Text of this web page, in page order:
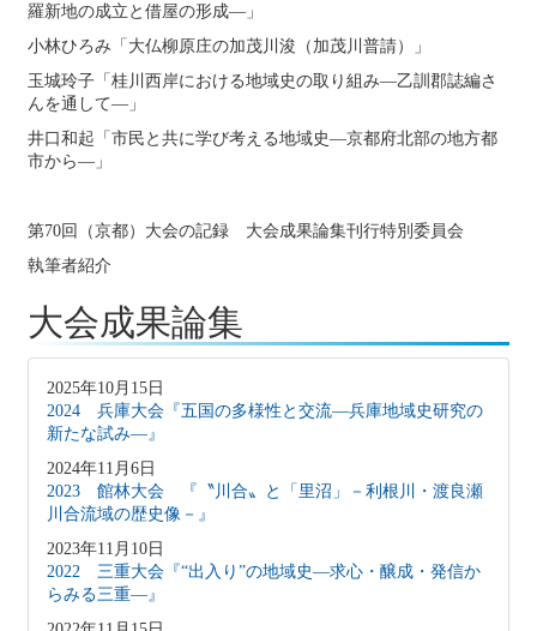
羅新地の成立と借屋の形成―」
小林ひろみ「大仏柳原庄の加茂川浚（加茂川普請）」
玉城玲子「桂川西岸における地域史の取り組み―乙訓郡誌編さ
んを通して―」
井口和起「市民と共に学び考える地域史―京都府北部の地方都
市から―」
第70回（京都）大会の記録 大会成果論集刊行特別委員会
執筆者紹介
大会成果論集
2025年10月15日
2024 兵庫大会『五国の多様性と交流―兵庫地域史研究の
新たな試み―』
2024年11月6日
2023 館林大会 『〝川合〟と「里沼」－利根川・渡良瀬
川合流域の歴史像－』
2023年11月10日
2022 三重大会『“出入り”の地域史―求心・醸成・発信か
らみる三重―』